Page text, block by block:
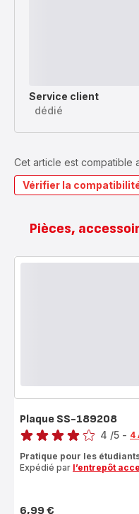
Service client
dédié
Cet article est compatible
Vérifier la
Pièces,
Plaque SS-189208
Note
4
étoiles
4 /5 - 4
Pratique pour les
Expédié par l’entrepôt
6,99 €